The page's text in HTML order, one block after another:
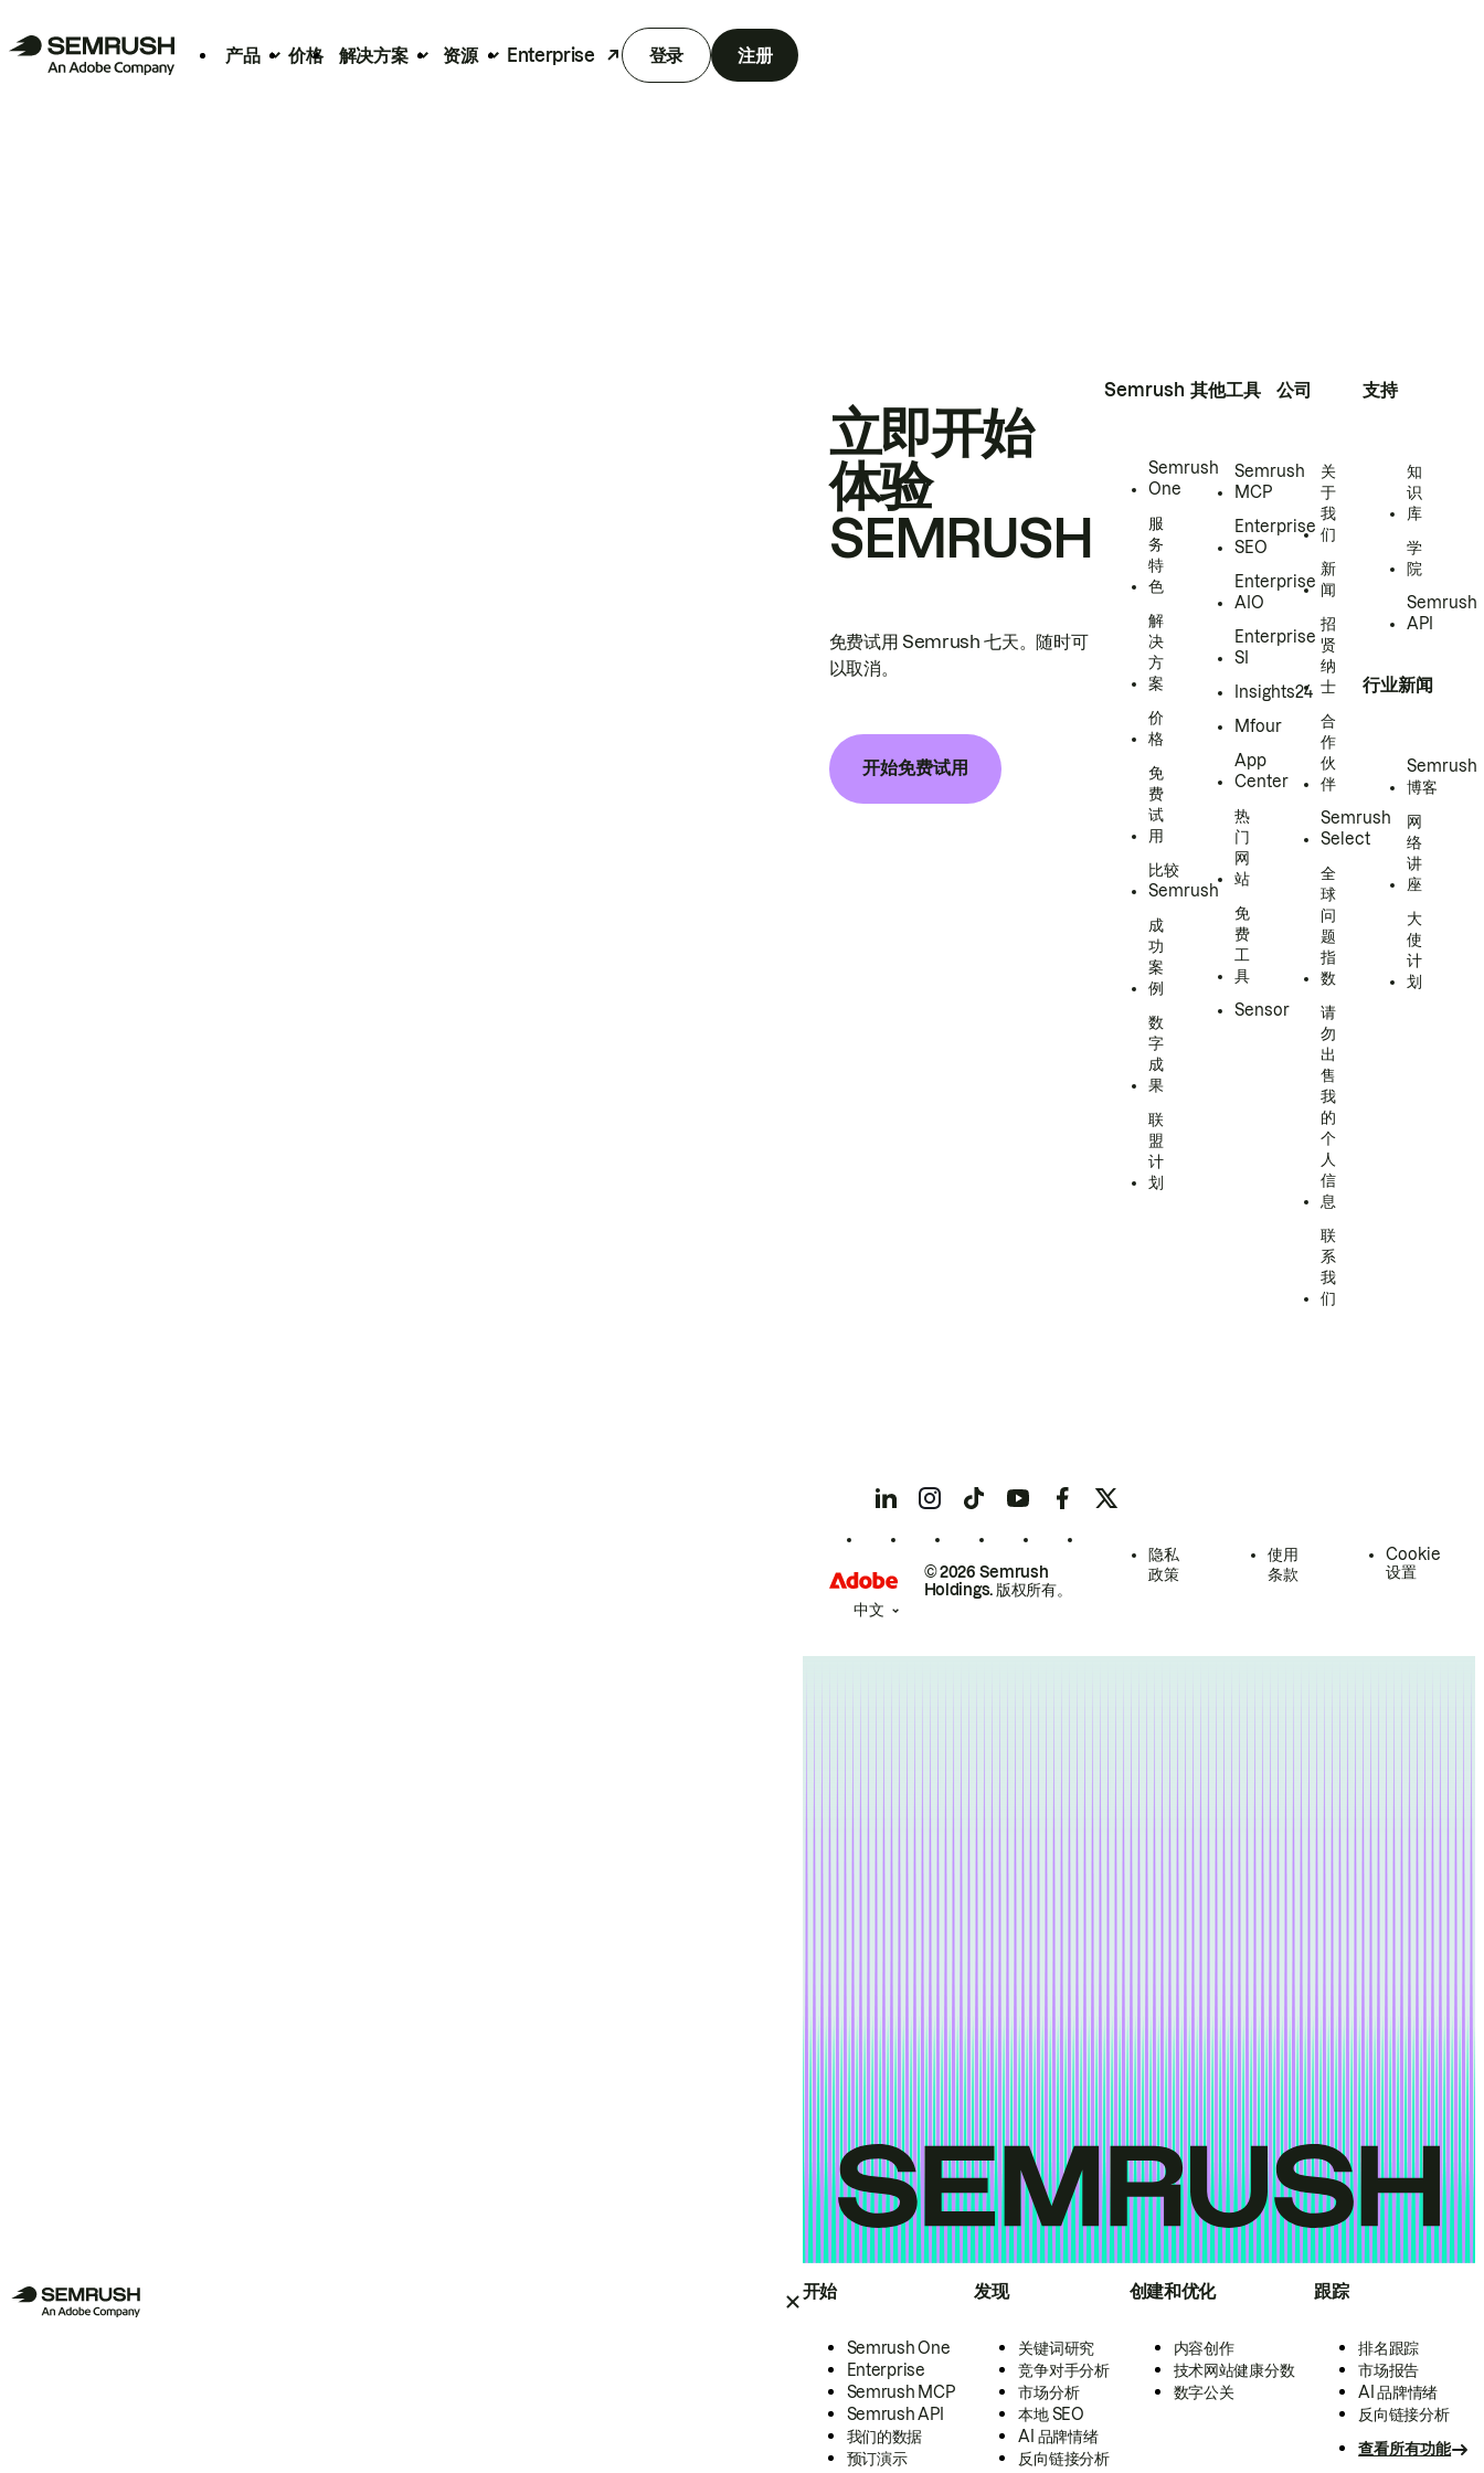
产品 价格 解决方案 资源 Enterprise 登录 注册
开始
Semrush One
Enterprise
Semrush MCP
Semrush API
我们的数据
预订演示
发现
关键词研究
竞争对手分析
市场分析
本地 SEO
AI 品牌情绪
反向链接分析
创建和优化
内容创作
技术网站健康分数
数字公关
跟踪
排名跟踪
市场报告
AI 品牌情绪
反向链接分析
查看所有功能
立即开始
体验
SEMRUSH
免费试用 Semrush 七天。随时可
以取消。
开始免费试用
Semrush
Semrush
One
服
务
特
色
解
决
方
案
价
格
免
费
试
用
比较
Semrush
成
功
案
例
数
字
成
果
联
盟
计
划
其他工具
Semrush
MCP
Enterprise
SEO
Enterprise
AIO
Enterprise
SI
Insights24
Mfour
App
Center
热
门
网
站
免
费
工
具
Sensor
公司
关
于
我
们
新
闻
招
贤
纳
士
合
作
伙
伴
Semrush
Select
全
球
问
题
指
数
请
勿
出
售
我
的
个
人
信
息
联
系
我
们
支持
知
识
库
学
院
Semrush
API
行业新闻
Semrush
博客
网
络
讲
座
大
使
计
划
© 2026 Semrush
Holdings. 版权所有。
隐私
政策
使用
条款
Cookie
设置
中文